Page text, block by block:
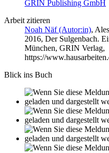
GRIN Publishing GmbH
Arbeit zitieren
Noah Näf (Autor:in),
2016, Der Sulgenbach.
München, GRIN Verlag,
https://
Blick ins Buch